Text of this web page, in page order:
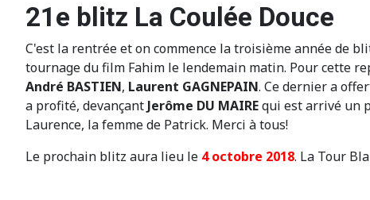
21e blitz La Coulée Douce
C'est la rentrée et on commence la troisième année de
tournage du film Fahim le lendemain matin. Pour cette
André BASTIEN, Laurent GAGNEPAIN. Ce dernier a
a profité, devançant Jerôme DU MAIREqui est arrivé un
Laurence, la femme de Patrick. Merci à tous!
Le prochain blitz aura lieu le 4 octobre 2018. La Tour